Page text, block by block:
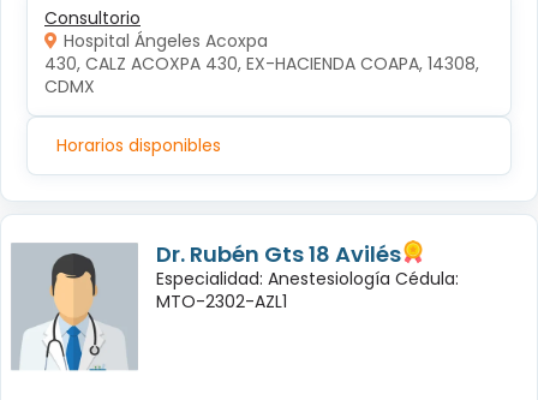
Consultorio
Hospital Ángeles Acoxpa
430, CALZ ACOXPA 430, EX-HACIENDA COAPA, 14308,
CDMX
Horarios disponibles
Dr. Rubén Gts 18 Avilés
Especialidad: Anestesiología Cédula:
MTO-2302-AZL1